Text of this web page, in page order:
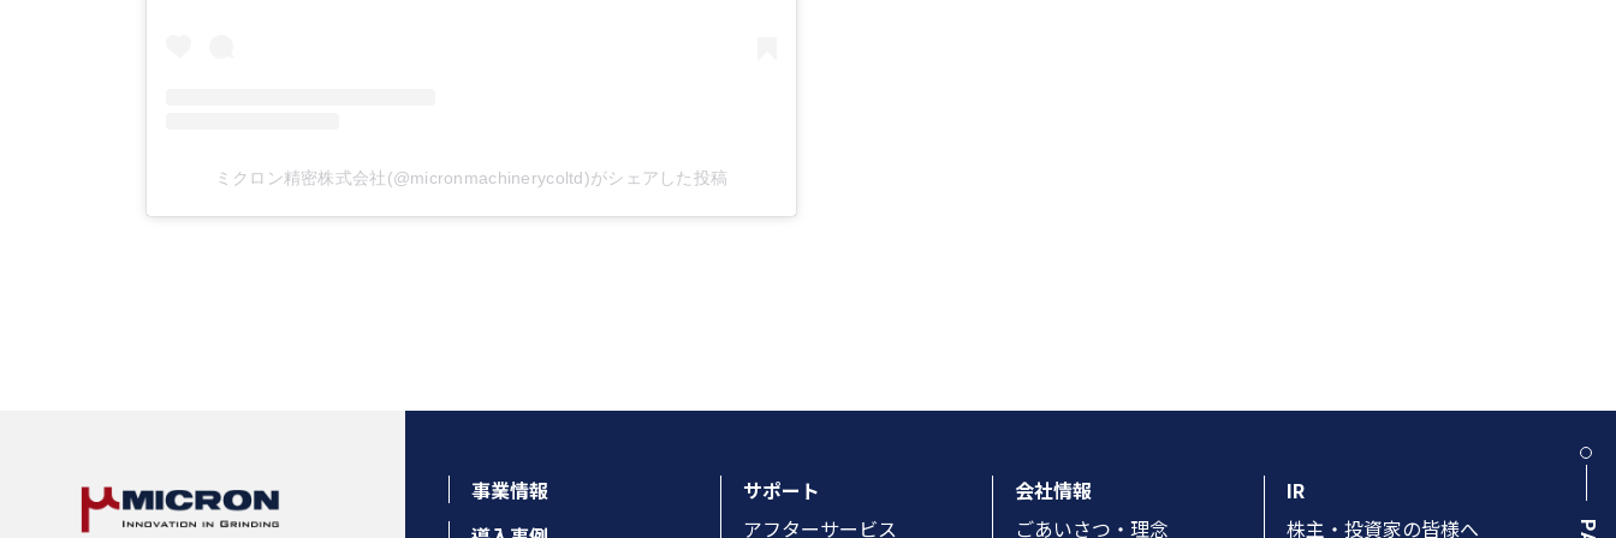
ミクロン精密株式会社(@micronmachinerycoltd)がシェアした投稿
事業情報
サポート
アフターサービス
会社情報
ごあいさつ・理念
IR
株主・投資家の皆様へ